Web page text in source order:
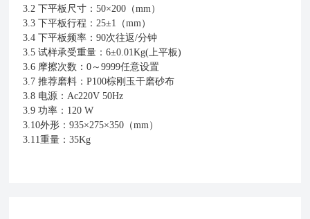
3.2下平板尺寸：50×200 （mm ）
3.3下平板行程： 25±1 （mm ）
3.4下平板频率：90次往返/分钟
3.5试样承受重量：6±0.01Kg( 上平板)
3.6 摩擦次数：0 ～9999任意设置
3.7推荐磨料：P100棕刚玉干磨砂布
3.8 电源： Ac220V 50Hz
3.9功率： 120 W
3.10外形：935×275×350 （mm ）
3.11重量：35Kg